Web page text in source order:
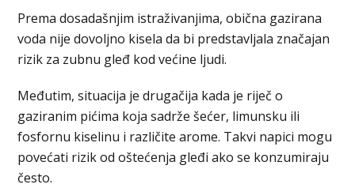
Prema dosadašnjim istraživanjima, obična gazirana
voda nije dovoljno kisela da bi predstavljala značajan
rizik za zubnu gleđ kod većine ljudi.
Međutim, situacija je drugačija kada je riječ o
gaziranim pićima koja sadrže šećer, limunsku ili
fosfornu kiselinu i različite arome. Takvi napici mogu
povećati rizik od oštećenja gleđi ako se konzumiraju
često.